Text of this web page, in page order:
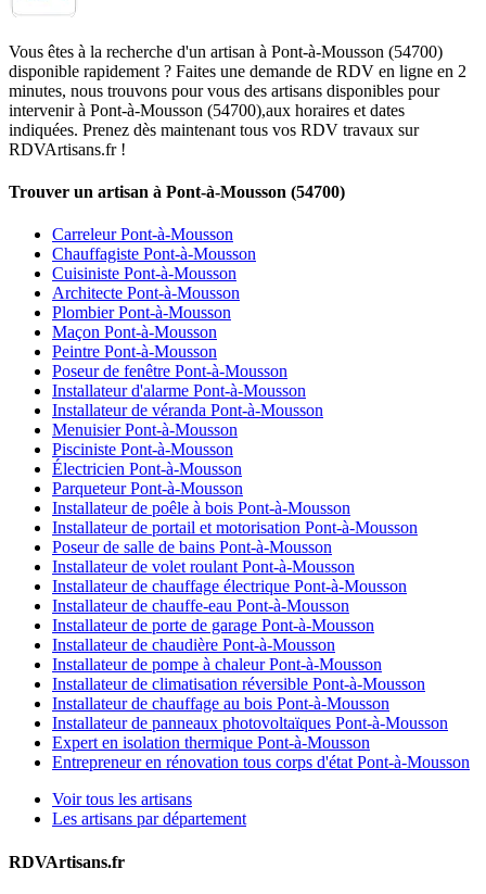
Vous êtes à la recherche d'un artisan à Pont-à-Mousson (54700)
disponible rapidement ? Faites une demande de RDV en ligne en 2
minutes, nous trouvons pour vous des artisans disponibles pour
intervenir à Pont-à-Mousson (54700),aux horaires et dates
indiquées. Prenez dès maintenant tous vos RDV travaux sur
RDVArtisans.fr !
Trouver un artisan à Pont-à-Mousson (54700)
Carreleur Pont-à-Mousson
Chauffagiste Pont-à-Mousson
Cuisiniste Pont-à-Mousson
Architecte Pont-à-Mousson
Plombier Pont-à-Mousson
Maçon Pont-à-Mousson
Peintre Pont-à-Mousson
Poseur de fenêtre Pont-à-Mousson
Installateur d'alarme Pont-à-Mousson
Installateur de véranda Pont-à-Mousson
Menuisier Pont-à-Mousson
Pisciniste Pont-à-Mousson
Électricien Pont-à-Mousson
Parqueteur Pont-à-Mousson
Installateur de poêle à bois Pont-à-Mousson
Installateur de portail et motorisation Pont-à-Mousson
Poseur de salle de bains Pont-à-Mousson
Installateur de volet roulant Pont-à-Mousson
Installateur de chauffage électrique Pont-à-Mousson
Installateur de chauffe-eau Pont-à-Mousson
Installateur de porte de garage Pont-à-Mousson
Installateur de chaudière Pont-à-Mousson
Installateur de pompe à chaleur Pont-à-Mousson
Installateur de climatisation réversible Pont-à-Mousson
Installateur de chauffage au bois Pont-à-Mousson
Installateur de panneaux photovoltaïques Pont-à-Mousson
Expert en isolation thermique Pont-à-Mousson
Entrepreneur en rénovation tous corps d'état Pont-à-Mousson
Voir tous les artisans
Les artisans par département
RDVArtisans.fr